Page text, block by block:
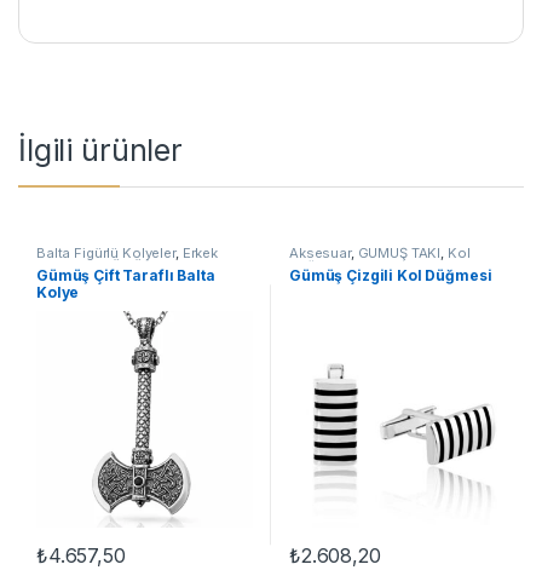
İlgili ürünler
Balta Figürlü Kolyeler, Erkek
Kolyeleri ,GÜMÜŞ TAKI, Kolye
Gümüş Çift Taraflı Balta
Kolye
₺4.657,50
Aksesuar, GÜMÜŞ TAKI, Kol
Düğmeleri
Gümüş Çizgili Kol Düğmesi
₺2.608,20